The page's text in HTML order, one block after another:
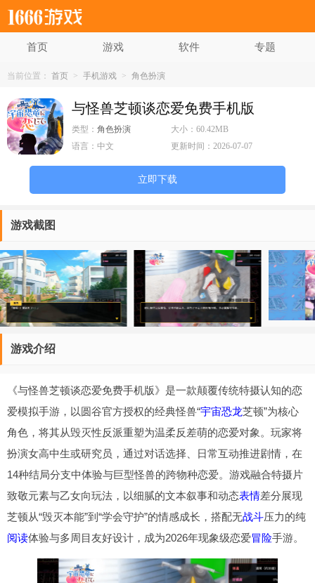
首页 游戏 软件 专题
当前位置： 首页 > 手机游戏 > 角色扮演
与怪兽芝顿谈恋爱免费手机版
类型： 角色扮演 大小：60.42MB
语言： 中文 更新时间：2026-07-07
立即下载
游戏截图
游戏介绍
《与怪兽芝顿谈恋爱免费手机版》是一款颠覆传统特摄认知的恋
爱模拟手游，以圆谷官方授权的经典怪兽“宇宙恐龙芝顿”为核心
角色，将其从毁灭性反派重塑为温柔反差萌的恋爱对象。玩家将
扮演女高中生或研究员，通过对话选择、日常互动推进剧情，在
14种结局分支中体验与巨型怪兽的跨物种恋爱。游戏融合特摄片
致敬元素与乙女向玩法，以细腻的文本叙事和动态表情差分展现
芝顿从“毁灭本能”到“学会守护”的情感成长，搭配无战斗压力的纯
阅读体验与多周目友好设计，成为2026年现象级恋爱冒险手游。